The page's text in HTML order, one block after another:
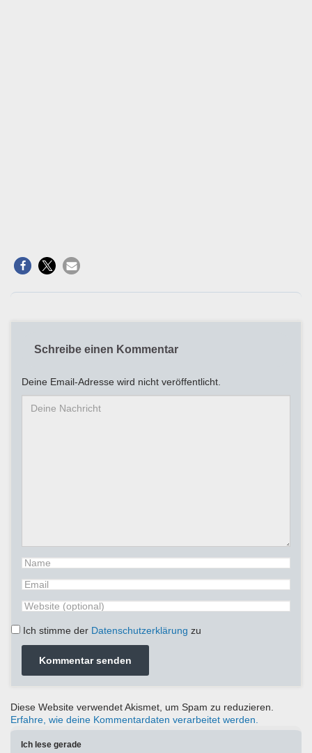
Schreibe einen Kommentar
Deine Email-Adresse wird nicht veröffentlicht.
Ich stimme der Datenschutzerklärung zu
Diese Website verwendet Akismet, um Spam zu reduzieren.
Erfahre, wie deine Kommentardaten verarbeitet werden.
Ich lese gerade